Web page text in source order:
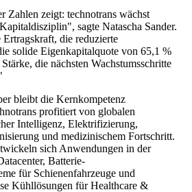
Zahlen zeigt: technotrans wächst
sagte Natascha Sander.
die reduzierte
solide Eigenkapitalquote von 65,1 %
die nächsten Wachstumsschritte
bleibt die Kernkompetenz
profitiert von globalen
Intelligenz, Elektrifizierung,
und medizinischem Fortschritt.
sich Anwendungen in der
Batterie-
für Schienenfahrzeuge und
Kühllösungen für Healthcare &